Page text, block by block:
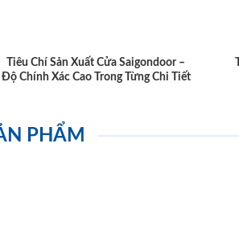
Tiêu Chí Sản Xuất Cửa Saigondoor –
Độ Chính Xác Cao Trong Từng Chi Tiết
PHẨM